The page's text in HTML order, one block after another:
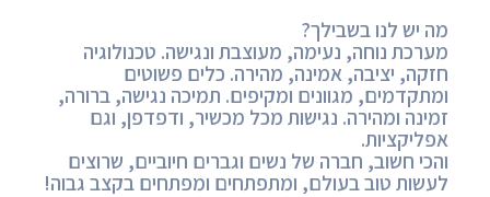
מה יש לנו בשבילך?
מערכת נוחה, נעימה, מעוצבת ונגישה. טכנולוגיה
חזקה, יציבה, אמינה, מהירה. כלים פשוטים
ומתקדמים, מגוונים ומקיפים. תמיכה נגישה, ברורה,
זמינה ומהירה. נגישות מכל מכשיר, ודפדפן, וגם
אפליקציות.
והכי חשוב, חברה של נשים וגברים חיוביים, שרוצים
לעשות טוב בעולם, ומתפתחים ומפתחים בקצב גבוה!